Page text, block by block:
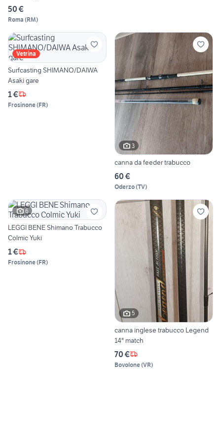
50 €
Roma (RM)
Vetrina
Surfcasting SHIMANO/DAIWA
Asaki gare
1 €
Frosinone(FR)
3
canna da feeder trabucco
60 €
Oderzo(TV)
6
LEGGI BENE Shimano Trabucco
Colmic Yuki
1 €
Frosinone(FR)
5
canna inglese trabucco Legend
14" match
70 €
Bovolone(VR)